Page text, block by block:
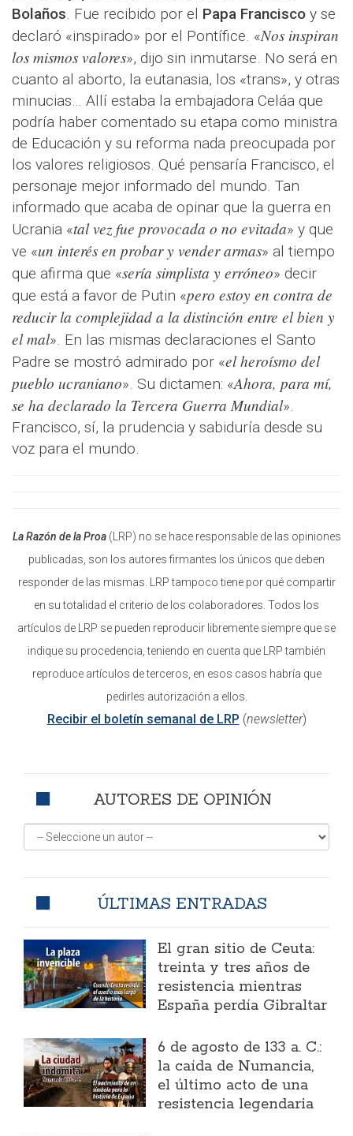
Bolaños. Fue recibido por el Papa Francisco y se
declaró «inspirado» por el Pontífice. «Nos inspiran
los mismos valores», dijo sin inmutarse. No será en
cuanto al aborto, la eutanasia, los «trans», y otras
minucias… Allí estaba la embajadora Celáa que
podría haber comentado su etapa como ministra
de Educación y su reforma nada preocupada por
los valores religiosos. Qué pensaría Francisco, el
personaje mejor informado del mundo. Tan
informado que acaba de opinar que la guerra en
Ucrania «tal vez fue provocada o no evitada» y que
ve «un interés en probar y vender armas» al tiempo
que afirma que «sería simplista y erróneo» decir
que está a favor de Putin «pero estoy en contra de
reducir la complejidad a la distinción entre el bien y
el mal». En las mismas declaraciones el Santo
Padre se mostró admirado por «el heroísmo del
pueblo ucraniano». Su dictamen: «Ahora, para mí,
se ha declarado la Tercera Guerra Mundial».
Francisco, sí, la prudencia y sabiduría desde su
voz para el mundo.
La Razón de la Proa(LRP) no se hace responsable de las opiniones
publicadas, son los autores firmantes los únicos que deben
responder de las mismas. LRP tampoco tiene por qué compartir
en su totalidad el criterio de los colaboradores. Todos los
artículos de LRP se pueden reproducir libremente siempre que se
indique su procedencia, teniendo en cuenta que LRP también
reproduce artículos de terceros, en esos casos habría que
pedirles autorización a ellos.
Recibir el boletín semanal de LRP (newsletter)
AUTORES DE OPINIÓN
ÚLTIMAS ENTRADAS
El gran sitio de Ceuta:
treinta y tres años de
resistencia mientras
España perdía Gibraltar
6 de agosto de 133 a. C.:
la caída de Numancia,
el último acto de una
resistencia legendaria